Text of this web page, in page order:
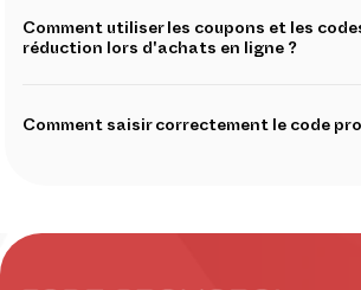
Comment utiliser les coupons et les
réduction lors d'achats en ligne ?
Comment saisir correctement le code